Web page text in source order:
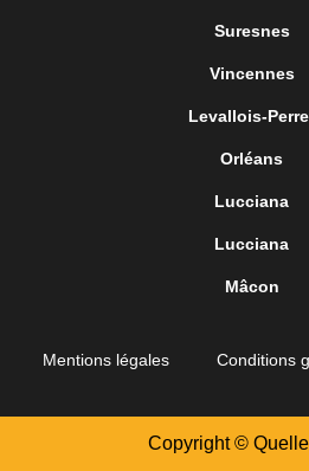
Suresnes
Vincennes
Levallois-
Orléans
Lucciana
Lucciana
Mâcon
Mentions légales Conditions
Copyright ©